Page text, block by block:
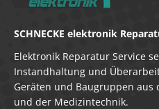
SCHNECKE elektronik
Elektronik Reparatur Service
Instandhaltung und
Geräten und Baugruppen
und der Medizintechnik.